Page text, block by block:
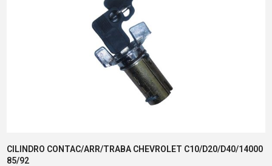
CILINDRO CONTAC/ARR/TRABA CHEVROLET C10/D20/D40/14000
85/92